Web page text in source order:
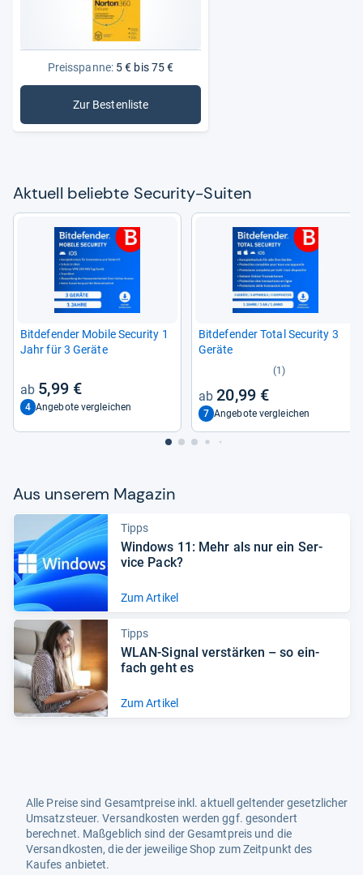
Preisspanne:5 € bis 75 €
Zur Bestenliste: Security-Suiten
Aktu­ell beliebte Secu­rity-​Sui­ten
Bit­de­fen­der Mobile Secu­rity 1
Jahr für 3 Geräte
5,99 €
4 Angebote vergleichen
Bit­de­fen­der Total Secu­rity 3
Geräte
(1)
20,99 €
7 Angebote vergleichen
Aus unse­rem Maga­zin
Tipps
Win­dows 11: Mehr als nur ein Ser­
vice Pack?
Zum Artikel
Tipps
WLAN-​Signal ver­stär­ken – so ein­
fach geht es
Zum Artikel
Alle Preise sind Gesamtpreise inkl. aktuell geltender gesetzlicher
Umsatzsteuer. Versandkosten werden ggf. gesondert
berechnet. Maßgeblich sind der Gesamtpreis und die
Versandkosten, die der jeweilige Shop zum Zeitpunkt des
Kaufes anbietet.